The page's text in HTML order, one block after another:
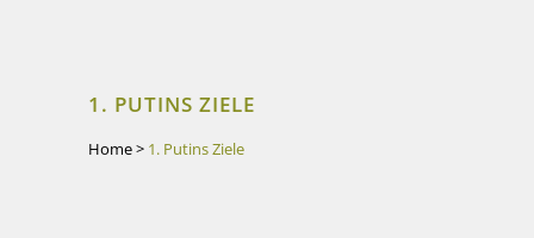
1. PUTINS ZIELE
Home> 1. Putins Ziele